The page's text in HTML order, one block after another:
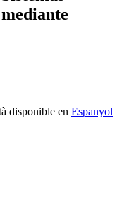
disponible en Espanyol